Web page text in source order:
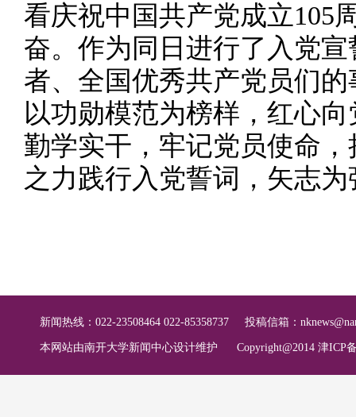
看庆祝中国共产党成立105
奋。作为同日进行了入党
者、全国优秀共产党员们
以功勋模范为榜样，红心
勤学实干，牢记党员使命
之力践行入党誓词，矢志
新闻热线：022-23508464 022-85358737 投稿信箱：
本网站由南开大学新闻中心设计维护 Copyright@2014 津ICP